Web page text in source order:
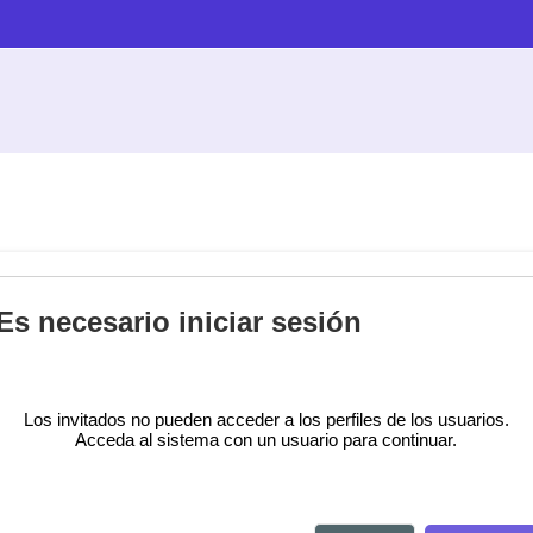
necesario iniciar sesión
Los invitados no pueden acceder a los perfiles de los usuarios.
Acceda al sistema con un usuario para continuar.